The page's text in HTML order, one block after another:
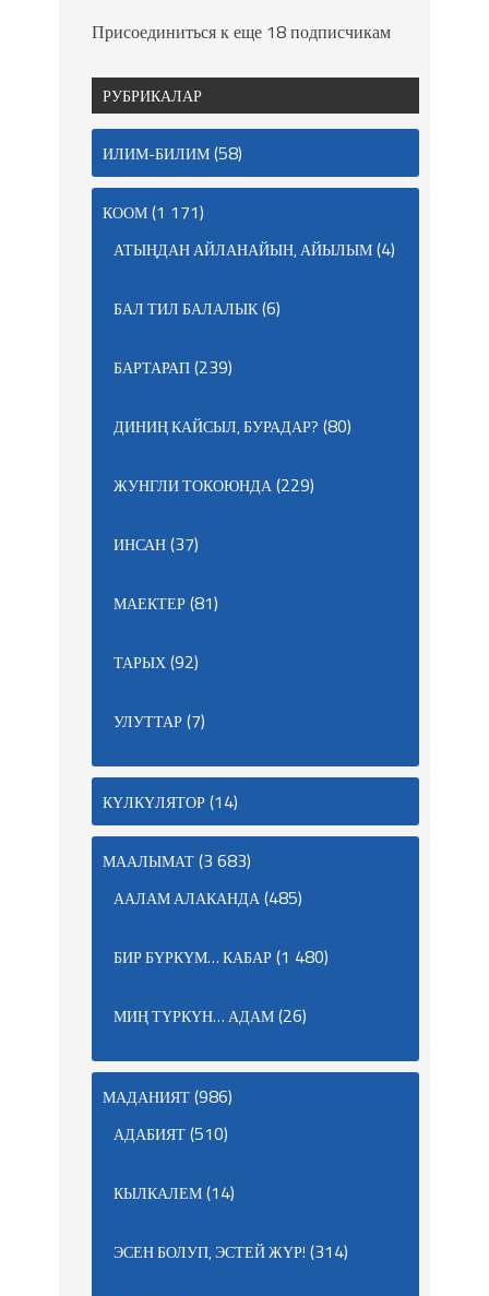
Присоединиться к еще 18 подписчикам
РУБРИКАЛАР
ИЛИМ-БИЛИМ(58)
КООМ(1 171)
АТЫҢДАН АЙЛАНАЙЫН, АЙЫЛЫМ(4)
БАЛ ТИЛ БАЛАЛЫК(6)
БАРТАРАП(239)
ДИНИҢ КАЙСЫЛ, БУРАДАР? (80)
ЖУНГЛИ ТОКОЮНДА(229)
ИНСАН(37)
МАЕКТЕР(81)
ТАРЫХ(92)
УЛУТТАР(7)
КҮЛКҮЛЯТОР(14)
МААЛЫМАТ(3 683)
ААЛАМ АЛАКАНДА(485)
БИР БҮРКҮМ… КАБАР(1 480)
МИҢ ТҮРКҮН… АДАМ(26)
МАДАНИЯТ(986)
АДАБИЯТ(510)
КЫЛКАЛЕМ(14)
ЭСЕН БОЛУП, ЭСТЕЙ ЖҮР! (314)